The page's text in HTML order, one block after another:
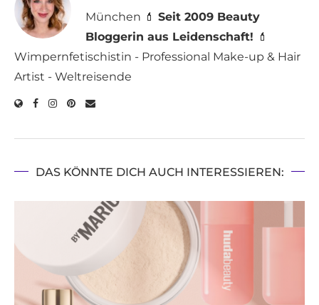
München 💄 Seit 2009 Beauty
Bloggerin aus Leidenschaft! 💄
Wimpernfetischistin - Professional Make-up & Hair
Artist - Weltreisende
DAS KÖNNTE DICH AUCH INTERESSIEREN: